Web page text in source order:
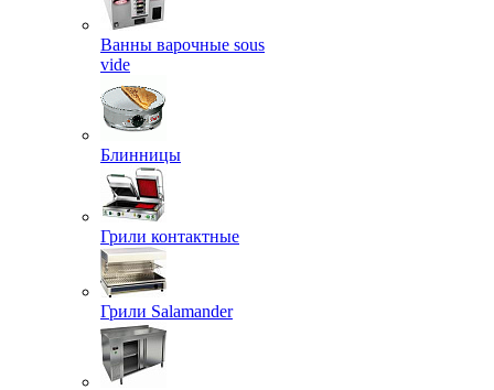
Ванны варочные sous
vide
Блинницы
Грили контактные
Грили Salamander